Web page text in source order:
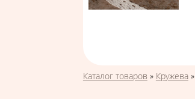
Вы здесь
Каталог товаров » Кружева»